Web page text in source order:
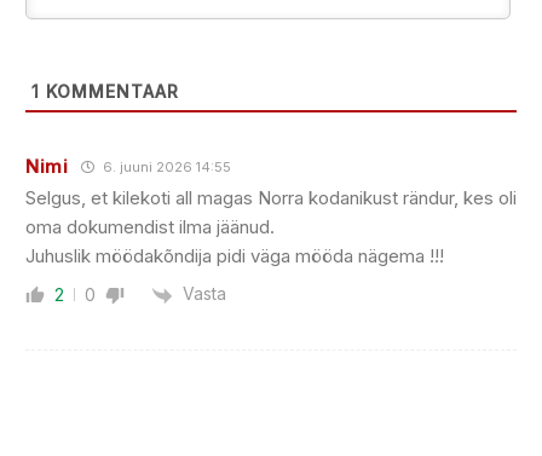
1 KOMMENTAAR
Nimi 6. juuni 2026 14:55
Selgus, et kilekoti all magas Norra kodanikust rändur, kes oli
oma dokumendist ilma jäänud.
Juhuslik möödakõndija pidi väga mööda nägema !!!
2 0 Vasta